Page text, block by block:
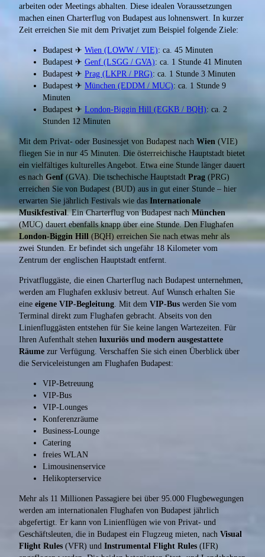
arbeiten oder Meetings abhalten. Diese idealen Voraussetzungen
machen einen Charterflug von Budapest aus lohnenswert. In kurzer
Zeit erreichen Sie mit dem Privatjet zum Beispiel folgende Ziele:
Budapest ✈ Wien (LOWW / VIE): ca. 45 Minuten
Budapest ✈ Genf (LSGG / GVA): ca. 1 Stunde 41 Minuten
Budapest ✈ Prag (LKPR / PRG): ca. 1 Stunde 3 Minuten
Budapest ✈ München (EDDM / MUC): ca. 1 Stunde 9
Minuten
Budapest ✈ London-Biggin Hill (EGKB / BQH): ca. 2
Stunden 12 Minuten
Mit dem Privat- oder Businessjet von Budapest nach Wien (VIE)
fliegen Sie in nur 45 Minuten. Die österreichische Hauptstadt bietet
ein vielfältiges kulturelles Angebot. Etwa eine Stunde länger dauert
es nach Genf (GVA). Die tschechische Hauptstadt Prag (PRG)
erreichen Sie von Budapest (BUD) aus in gut einer Stunde – hier
erwarten Sie jährlich Festivals wie das Internationale
Musikfestival. Ein Charterflug von Budapest nachMünchen
(MUC) dauert ebenfalls knapp über eine Stunde. Den Flughafen
London-Biggin Hill (BQH) erreichen Sie nach etwas mehr als
zwei Stunden. Er befindet sich ungefähr 18 Kilometer vom
Zentrum der englischen Hauptstadt entfernt.
Privatfluggäste, die einen Charterflug nach Budapest unternehmen,
werden am Flughafen exklusiv betreut. Auf Wunsch erhalten Sie
eine eigene VIP-Begleitung. Mit dem VIP-Bus werden Sie vom
Terminal direkt zum Flughafen gebracht. Abseits von den
Linienfluggästen entstehen für Sie keine langen Wartezeiten. Für
Ihren Aufenthalt stehen luxuriös und modern ausgestattete
Räume zur Verfügung. Verschaffen Sie sich einen Überblick über
die Serviceleistungen am Flughafen Budapest:
VIP-Betreuung
VIP-Bus
VIP-Lounges
Konferenzräume
Business-Lounge
Catering
freies WLAN
Limousinenservice
Helikopterservice
Mehr als 11 Millionen Passagiere bei über 95.000 Flugbewegungen
werden am internationalen Flughafen von Budapest jährlich
abgefertigt. Er kann von Linienflügen wie von Privat- und
Geschäftsleuten, die in Budapest ein Flugzeug mieten, nach Visual
Flight Rules (VFR) und Instrumental Flight Rules (IFR)